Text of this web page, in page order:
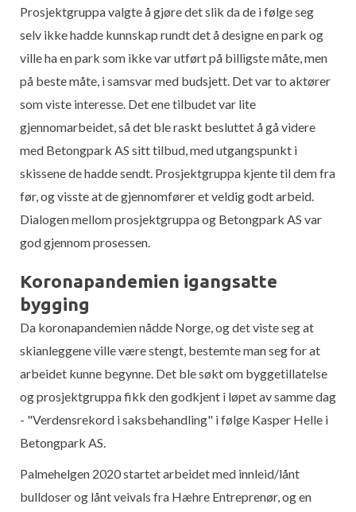
Prosjektgruppa valgte å gjøre det slik da de i følge seg
selv ikke hadde kunnskap rundt det å designe en park og
ville ha en park som ikke var utført på billigste måte, men
på beste måte, i samsvar med budsjett. Det var to aktører
som viste interesse. Det ene tilbudet var lite
gjennomarbeidet, så det ble raskt besluttet å gå videre
med Betongpark AS sitt tilbud, med utgangspunkt i
skissene de hadde sendt. Prosjektgruppa kjente til dem fra
før, og visste at de gjennomfører et veldig godt arbeid.
Dialogen mellom prosjektgruppa og Betongpark AS var
god gjennom prosessen.
Koronapandemien igangsatte
bygging
Da koronapandemien nådde Norge, og det viste seg at
skianleggene ville være stengt, bestemte man seg for at
arbeidet kunne begynne. Det ble søkt om byggetillatelse
og prosjektgruppa fikk den godkjent i løpet av samme dag
- "Verdensrekord i saksbehandling" i følge Kasper Helle i
Betongpark AS.
Palmehelgen 2020 startet arbeidet med innleid/lånt
bulldoser og lånt veivals fra Hæhre Entreprenør, og en